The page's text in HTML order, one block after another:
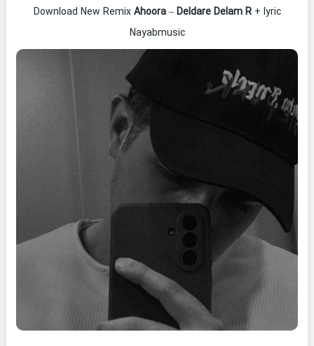
Download New Remix Ahoora– Deldare Delam R+ lyric
Nayabmusic